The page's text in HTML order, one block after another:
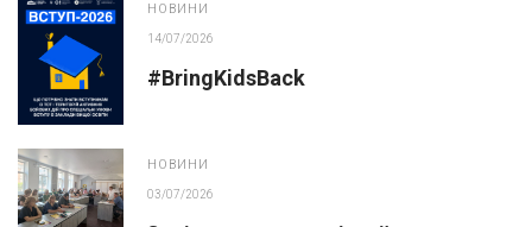
НОВИНИ
14/07/2026
#BringKidsBack
НОВИНИ
03/07/2026